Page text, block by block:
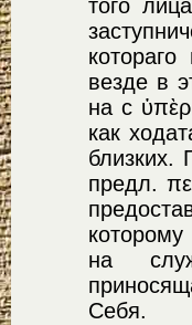
того
везде в
на с
как
близких.
предл.
на
Себя.